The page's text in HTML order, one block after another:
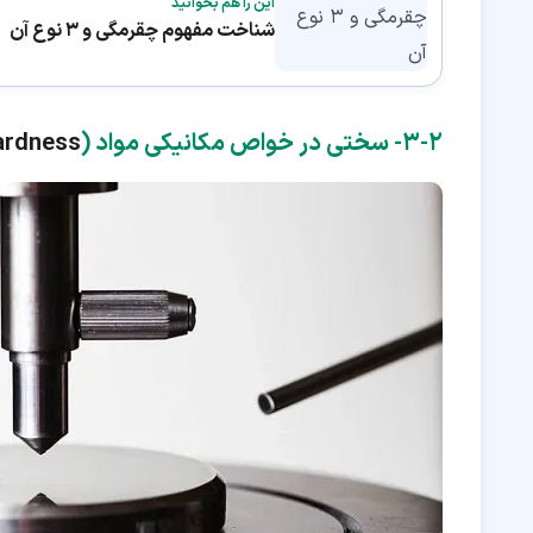
شناخت مفهوم چقرمگی و 3 نوع آن
۲‏-‏۳‏- سختی در خواص مکانیکی مواد (